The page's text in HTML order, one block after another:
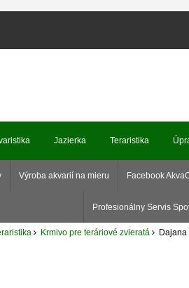
Jazierka Teraristika
Výroba akvarií na mieru Facebook
Profesionálny Servis
Krmivo pre teráriové zvieratá Dajana